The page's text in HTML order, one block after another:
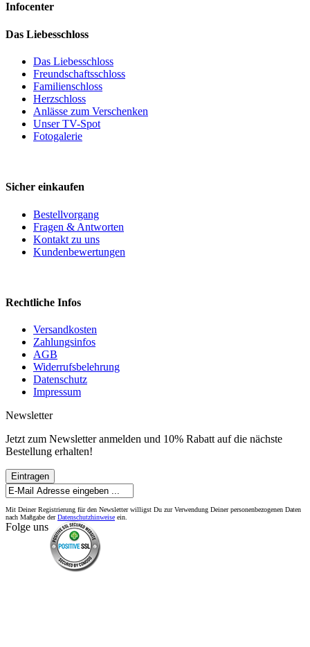
Infocenter
Das Liebesschloss
Das Liebesschloss
Freundschaftsschloss
Familienschloss
Herzschloss
Anlässe zum Verschenken
Unser TV-Spot
Fotogalerie
Sicher einkaufen
Bestellvorgang
Fragen & Antworten
Kontakt zu uns
Kundenbewertungen
Rechtliche Infos
Versandkosten
Zahlungsinfos
AGB
Widerrufsbelehrung
Datenschutz
Impressum
Newsletter
Jetzt zum Newsletter anmelden und 10% Rabatt auf die nächste
Bestellung erhalten!
Eintragen
Mit Deiner Registrierung für den Newsletter willigst Du zur Verwendung Deiner personenbezogenen Daten
nach Maßgabe derDatenschutzhinweise ein.
Folge uns